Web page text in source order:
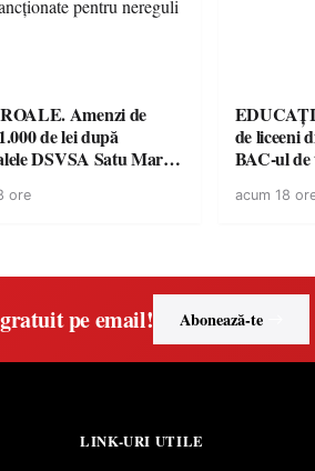
Amenzi de
de lei după
DSVSA Satu Mare!
pentru nereguli
ore
de liceeni
BAC-ul
acum 18
pe email! Abonează-te
LINK-URI UTILE